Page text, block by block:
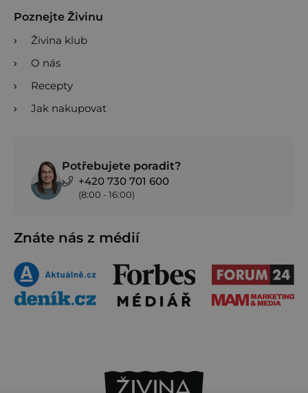
Poznejte Živinu
Živina klub
O nás
Recepty
Jak nakupovat
Potřebujete poradit?
+420 730 701 600
(8:00 - 16:00)
Znáte nás z médií